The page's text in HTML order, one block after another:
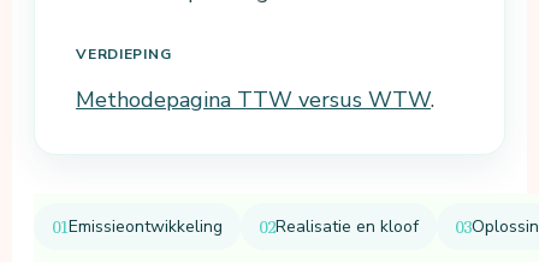
VERDIEPING
Methodepagina TTW versus WTW.
Emissieontwikkeling Realisatie en kloof